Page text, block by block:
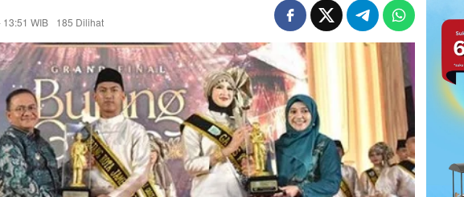
13:51 WIB
185 Dilihat